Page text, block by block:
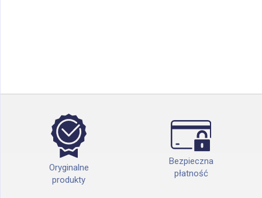
Oryginalne
produkty
Bezpieczna
płatność